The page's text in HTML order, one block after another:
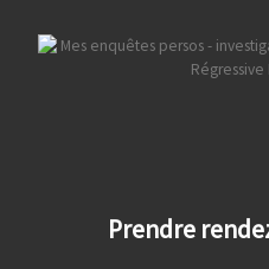
Prendre